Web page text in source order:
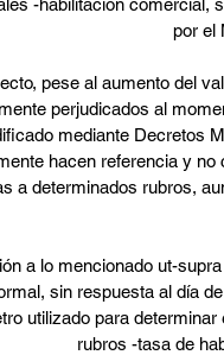
-habilitación comercial,
por el
pese al aumento del
perjudicados al
mediante Decretos
hacen referencia y
a determinados rubros,
a lo mencionado ut-
sin respuesta al día
utilizado para
rubros -tasa de